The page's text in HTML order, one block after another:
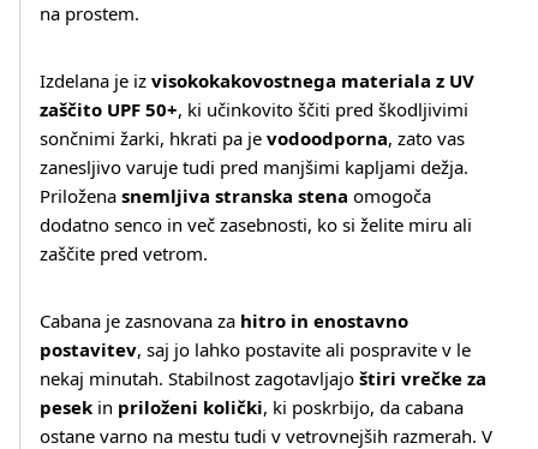
Več o izdelku
na prostem.
Izdelana je iz visokokakovostnega materiala z UV
zaščito UPF 50+, ki učinkovito ščiti pred škodljivimi
sončnimi žarki, hkrati pa je vodoodporna, zato vas
zanesljivo varuje tudi pred manjšimi kapljami dežja.
Priložena snemljiva stranska stena omogoča
dodatno senco in več zasebnosti, ko si želite miru ali
zaščite pred vetrom.
Cabana je zasnovana za hitro in enostavno
postavitev, saj jo lahko postavite ali pospravite v le
nekaj minutah. Stabilnost zagotavljajo štiri vrečke za
pesek in priloženi količki, ki poskrbijo, da cabana
ostane varno na mestu tudi v vetrovnejših razmerah. V